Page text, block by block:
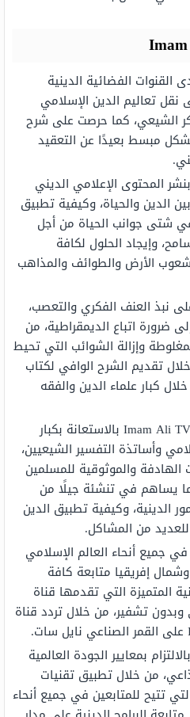
Imam
الفضائية الدينية
تعاليم الدين الإسلامي
الشيعي، كما حرصت على شرح
مبسط بعيدًا عن التعقيد
المحتوى الإعلامي الديني
الدين والحياة، وكيفية تطبيق
شتى جوانب الحياة من أجل
وإيجاد الحلول لكافة
الأرض والطوائف والمذاهب
نبذ العنف الفكري والتعصب،
ضرورة اتباع الديمقراطية، من
وإزالة الشوائب التي تحيط
خلال تقديم الشرح الوافي لكتاب
كبار علماء الدين والفقه
اهتمت قناة الإمام علي Imam Ali TV بالاستعانة بكبار
وأساتذة التفسير الشيعيين،
والموثوقية للمسلمين
يساهم في تنشئة جيلًا من
الدينية، وكيفية تطبيق الدين
من المشاكل.
في جميع أنحاء العالم الإسلامي
إفريقيا متابعة كافة
المتميزة التي تقدمها قناة
تشفير، من خلال تردد قناة
بمعايير الجودة العالمية
من خلال تطبيق تقنيات
تتيح للمتابعين في جميع أنحاء